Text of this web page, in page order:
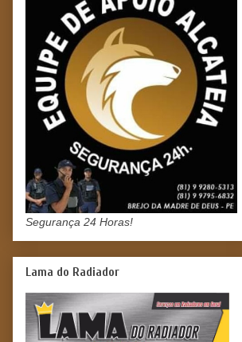
Segurança 24 Horas!
Lama do Radiador